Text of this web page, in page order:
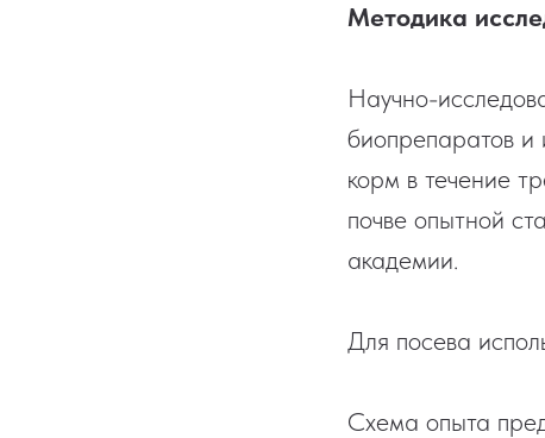
Методика
Научно-
биопрепаратов и
корм в течение
почве опытной
академии.
Для посева
Схема опыта